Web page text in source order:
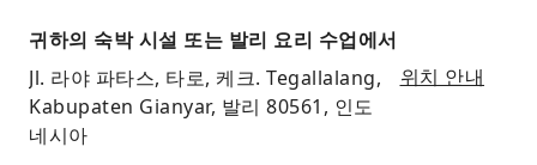
귀하의 숙박 시설 또는 발리 요리 수업에서
Jl. 라야 파타스, 타로, 케크. Tegallalang,
Kabupaten Gianyar, 발리 80561, 인도
네시아
위치 안내